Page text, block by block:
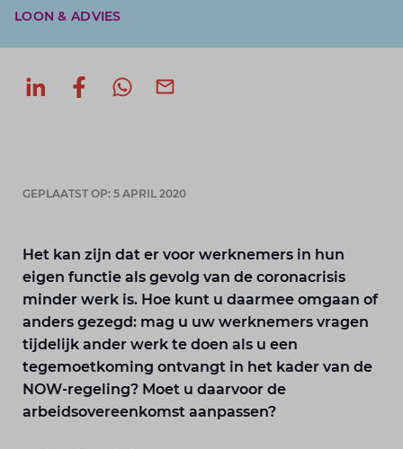
LOON & ADVIES
Deel op LinkedIn
Deel op Facebook
GEPLAATST OP: 5 APRIL 2020
Het kan zijn dat er voor werknemers in hun
eigen functie als gevolg van de coronacrisis
minder werk is. Hoe kunt u daarmee omgaan of
anders gezegd: mag u uw werknemers vragen
tijdelijk ander werk te doen als u een
tegemoetkoming ontvangt in het kader van de
NOW-regeling? Moet u daarvoor de
arbeidsovereenkomst aanpassen?